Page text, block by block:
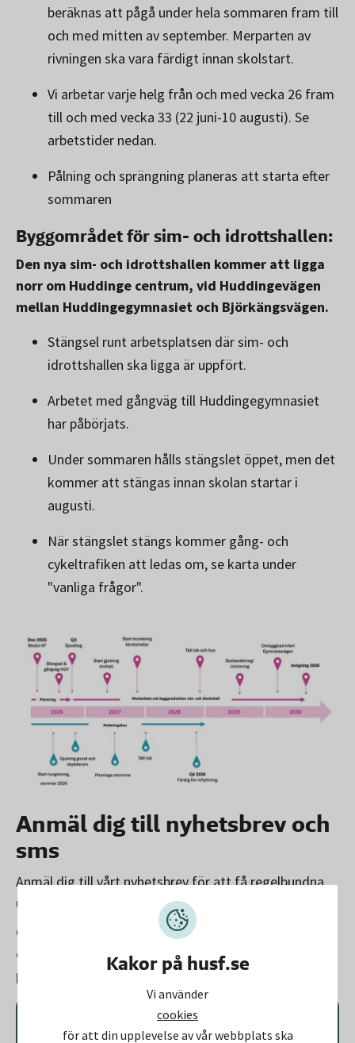
Kakor på husf.se
Vi använder
cookies
för att din upplevelse av vår webbplats ska
beräknas att pågå under hela sommaren fram till
och med mitten av september. Merparten av
rivningen ska vara färdigt innan skolstart.
Vi arbetar varje helg från och med vecka 26 fram
till och med vecka 33 (22 juni-10 augusti). Se
arbetstider nedan.
Pålning och sprängning planeras att starta efter
sommaren
Byggområdet för sim- och idrottshallen:
Den nya sim- och idrottshallen kommer att ligga
norr om Huddinge centrum, vid Huddingevägen
mellan Huddingegymnasiet och Björkängsvägen.
Stängsel runt arbetsplatsen där sim- och
idrottshallen ska ligga är uppfört.
Arbetet med gångväg till Huddingegymnasiet
har påbörjats.
Under sommaren hålls stängslet öppet, men det
kommer att stängas innan skolan startar i
augusti.
När stängslet stängs kommer gång- och
cykeltrafiken att ledas om, se karta under
"vanliga frågor".
Anmäl dig till nyhetsbrev och
sms
Anmäl dig till vårt nyhetsbrev för att få regelbundna
uppdateringar om bygget.
Om du även fyller i ditt telefonnummer får du sms när
det är dags för sprängningsarbeten. Sprängningarna
planeras att starta efter sommaren 2026.
Anmäl dig till nyhetsbrev och SMS för